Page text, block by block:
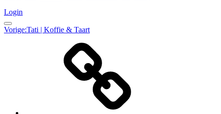
Login
Menu
Berichtnavigatie
Vorige:Tati | Koffie & Taart